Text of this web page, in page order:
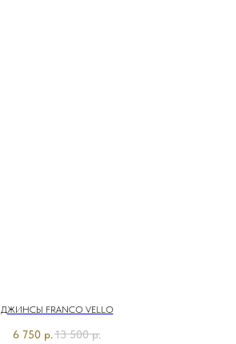
ДЖИНСЫ FRANCO VELLO
6 750 р.13 500 р.